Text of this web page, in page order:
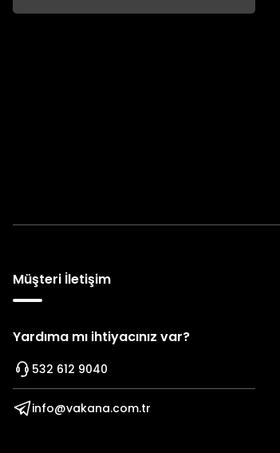
Müşteri İletişim
Yardıma mı ihtiyacınız var?
532 612 9040
info@vakana.com.tr